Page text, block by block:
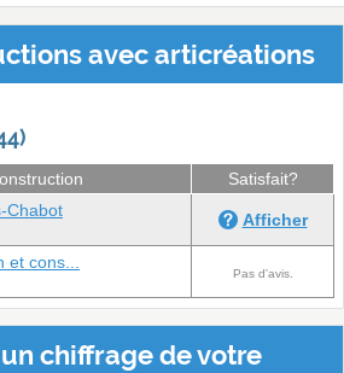
avec articréations
Satisfait?
Chabot
Afficher
cons...
Pas d'avis.
chiffrage de votre